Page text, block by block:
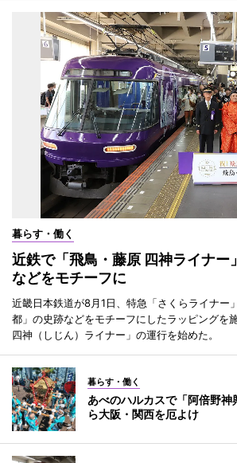
暮らす・働く
近鉄で「飛鳥・藤原 四神ライナ
などをモチーフに
近畿日本鉄道が8月1日、特急「さくらライナー
都」の史跡などをモチーフにしたラッピングを
四神（しじん）ライナー」の運行を始めた。
暮らす・働く
あべのハルカスで「阿倍野
ら大阪・関西を厄よけ